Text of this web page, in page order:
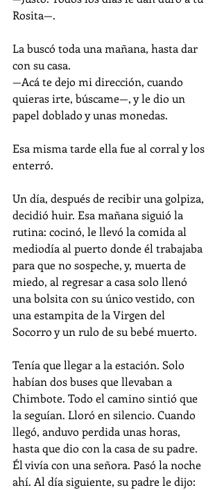
Rosita—.
La buscó toda una mañana, hasta dar
con su casa.
—Acá te dejo mi dirección, cuando
quieras irte, búscame—, y le dio un
papel doblado y unas monedas.
Esa misma tarde ella fue al corral y los
enterró.
Un día, después de recibir una golpiza,
decidió huir. Esa mañana siguió la
rutina: cocinó, le llevó la comida al
mediodía al puerto donde él trabajaba
para que no sospeche, y, muerta de
miedo, al regresar a casa solo llenó
una bolsita con su único vestido, con
una estampita de la Virgen del
Socorro y un rulo de su bebé muerto.
Tenía que llegar a la estación. Solo
habían dos buses que llevaban a
Chimbote. Todo el camino sintió que
la seguían. Lloró en silencio. Cuando
llegó, anduvo perdida unas horas,
hasta que dio con la casa de su padre.
Él vivía con una señora. Pasó la noche
ahí. Al día siguiente, su padre le dijo: